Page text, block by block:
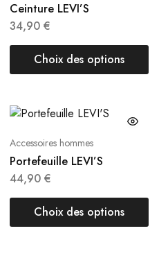
Ceinture LEVI’S
34,90 €
Choix des options
Accessoires hommes
Portefeuille LEVI’S
44,90 €
Choix des options